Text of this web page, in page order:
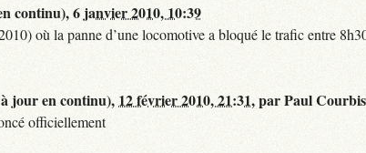
continu),6 janvier 2010, 10:39
où la panne d’une locomotive a bloqué le trafic entre
jour en continu), 12 février 2010, 21:31,parPaul Courbis
officiellement